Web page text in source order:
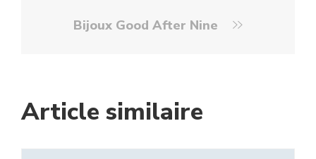
Bijoux Good After Nine
Article similaire